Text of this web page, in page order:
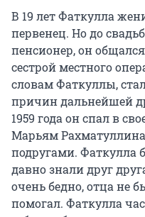
В 19 лет Фаткулла
первенец. Но до
пенсионер, он
сестрой местного
словам Фаткуллы,
причин дальнейшей
1959 года он спал в
Марьям
подругами. Фаткулла
давно знали друг
очень бедно, отца не
помогал. Фаткулла